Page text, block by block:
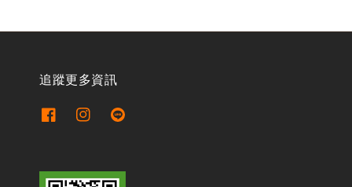
追蹤更多資訊